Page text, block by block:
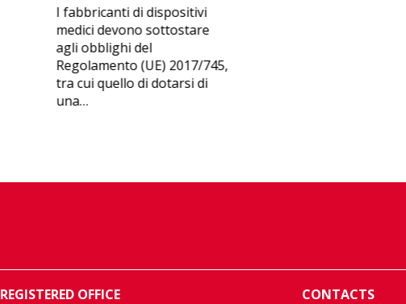
I fabbricanti di dispositivi
medici devono sottostare
agli obblighi del
Regolamento (UE) 2017/745,
tra cui quello di dotarsi di
una…
REGISTERED OFFICE CONTACTS